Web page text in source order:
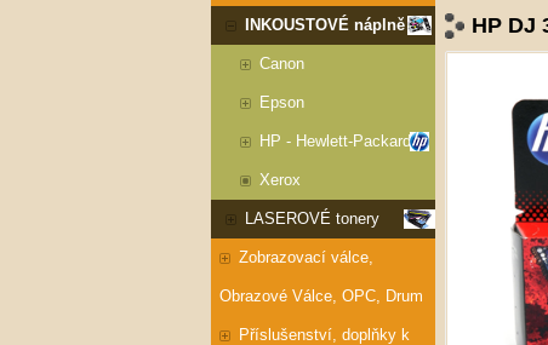
INKOUSTOVÉ náplně
Canon
Epson
HP - Hewlett-Packard
Xerox
LASEROVÉ tonery
Zobrazovací válce,
Obrazové Válce, OPC, Drum
Příslušenství, doplňky k
HP DJ